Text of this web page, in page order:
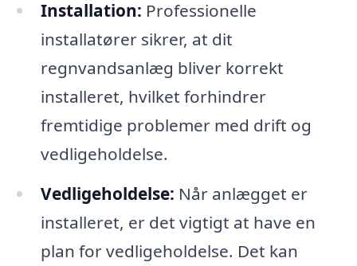
Installation: Professionelle
installatører sikrer, at dit
regnvandsanlæg bliver korrekt
installeret, hvilket forhindrer
fremtidige problemer med drift og
vedligeholdelse.
Vedligeholdelse: Når anlægget er
installeret, er det vigtigt at have en
plan for vedligeholdelse. Det kan